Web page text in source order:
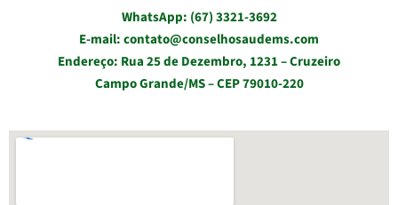
WhatsApp: (67) 3321-3692
E-mail: contato@conselhosaudems.com
Endereço: Rua 25 de Dezembro, 1231 – Cruzeiro
Campo Grande/MS – CEP 79010-220